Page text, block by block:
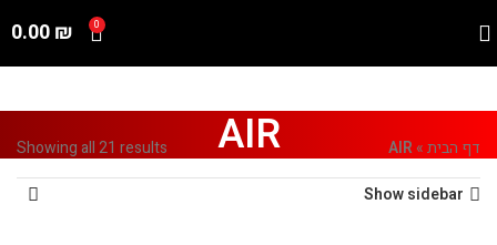
0
0.00₪
AIR דף הבית»
AIR
Showing all 21 results
Show sidebar